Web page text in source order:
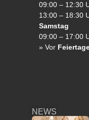
09:00 – 12:30
13:00 – 18:30
Samstag
09:00 – 17:00
» Vor
NEWS